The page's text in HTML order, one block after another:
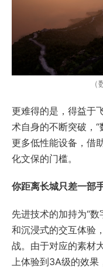
更难得的是，得益于
术自身的不断突破，
更多低性能设备，借
化文保的门槛。
你距离长城只差一部
先进技术的加持为“
和沉浸式的交互体验
战。由于对应的素材
上体验到3A级的效果